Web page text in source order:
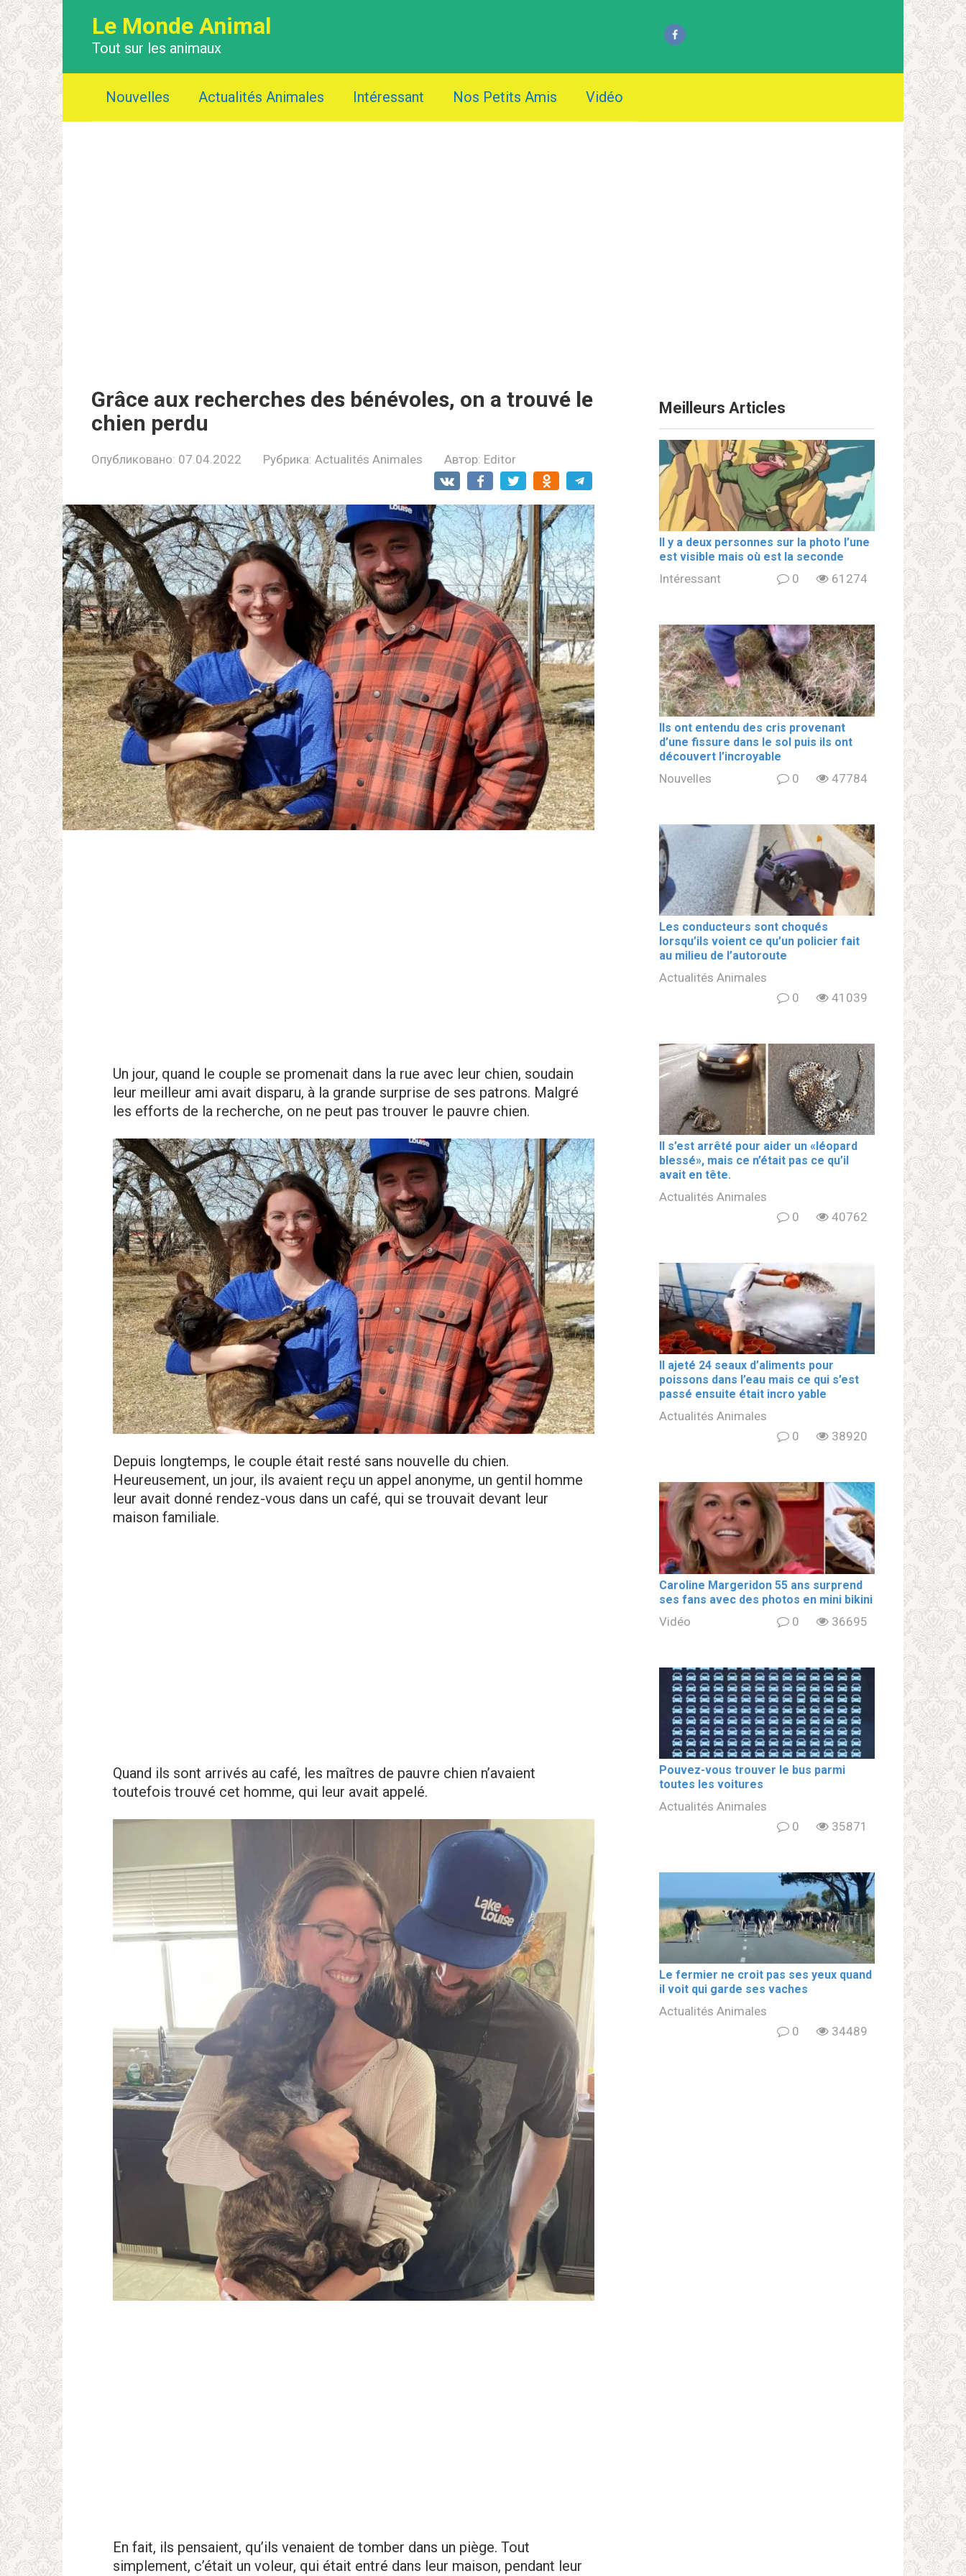
Le Monde Animal
Tout sur les animaux
Nouvelles Actualités Animales Intéressant Nos Petits Amis Vidéo
Grâce aux recherches des bénévoles, on a trouvé le
chien perdu
Опубликовано: 07.04.2022 Рубрика: Actualités Animales Автор: Editor
Un jour, quand le couple se promenait dans la rue avec leur chien, soudain
leur meilleur ami avait disparu, à la grande surprise de ses patrons. Malgré
les efforts de la recherche, on ne peut pas trouver le pauvre chien.
Depuis longtemps, le couple était resté sans nouvelle du chien.
Heureusement, un jour, ils avaient reçu un appel anonyme, un gentil homme
leur avait donné rendez-vous dans un café, qui se trouvait devant leur
maison familiale.
Quand ils sont arrivés au café, les maîtres de pauvre chien n’avaient
toutefois trouvé cet homme, qui leur avait appelé.
En fait, ils pensaient, qu’ils venaient de tomber dans un piège. Tout
simplement, c’était un voleur, qui était entré dans leur maison, pendant leur
Meilleurs Articles
Il y a deux personnes sur la photo l’une
est visible mais où est la seconde
Intéressant 0 61274
Ils ont entendu des cris provenant
d’une fissure dans le sol puis ils ont
découvert l’incroyable
Nouvelles 0 47784
Les conducteurs sont choqués
lorsqu’ils voient ce qu’un policier fait
au milieu de l’autoroute
Actualités Animales
0
41039
Il s’est arrêté pour aider un «léopard
blеssé», mais ce n’était pas ce qu’il
avait en tête.
Actualités Animales
0
40762
Il ajeté 24 seaux d’aliments pour
poissons dans l’eau mais ce qui s’est
passé ensuite était incro yable
Actualités Animales
0
38920
Caroline Margeridon 55 ans surprend
ses fans avec des photos en mini bikini
Vidéo 0 36695
Pouvez-vous trouver le bus parmi
toutes les voitures
Actualités Animales
0
35871
Le fermier ne croit pas ses yeux quand
il voit qui garde ses vaches
Actualités Animales
0
34489